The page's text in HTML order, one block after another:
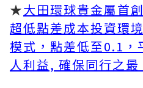
★大田環球貴金屬首
超低點差成本投資環
模式，點差低至0.1，
人利益, 確保同行之最